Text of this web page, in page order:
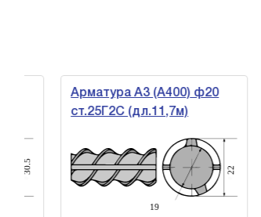
Арматура А3 (А400) ф20
ст.25Г2С (дл.11,7м)